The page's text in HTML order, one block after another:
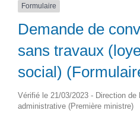
Formulaire
Demande de
sans travaux
social)
Vérifié le 21/03/2023 - Direction de
administrative (Première ministre)